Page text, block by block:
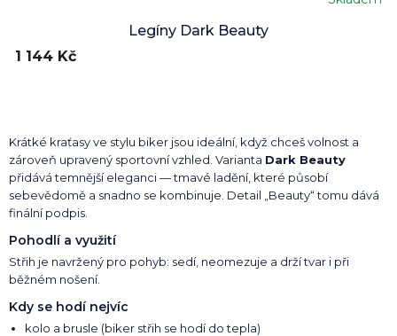
Legíny Dark Beauty
1 144 Kč
Krátké kraťasy ve stylu biker jsou ideální, když chceš volnost a
zároveň upravený sportovní vzhled. Varianta Dark Beauty
přidává temnější eleganci — tmavé ladění, které působí
sebevědomě a snadno se kombinuje. Detail „Beauty“ tomu dává
finální podpis.
Pohodlí a využití
Střih je navržený pro pohyb: sedí, neomezuje a drží tvar i při
běžném nošení.
Kdy se hodí nejvíc
kolo a brusle (biker střih se hodí do tepla)